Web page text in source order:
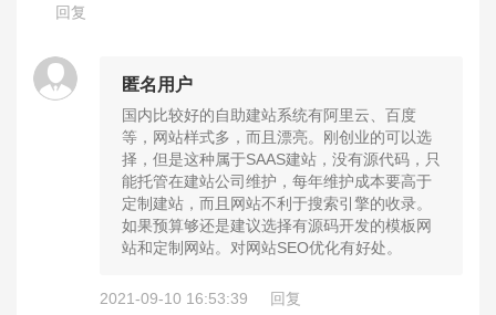
回复
匿名用户
国内比较好的自助建站系统有阿里云、百度
等，网站样式多，而且漂亮。刚创业的可以选
择，但是这种属于SAAS建站，没有源代码，只
能托管在建站公司维护，每年维护成本要高于
定制建站，而且网站不利于搜索引擎的收录。
如果预算够还是建议选择有源码开发的模板网
站和定制网站。对网站SEO优化有好处。
2021-09-10 16:53:39 回复